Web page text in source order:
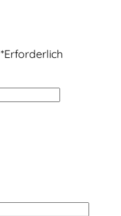
*Erforderlich